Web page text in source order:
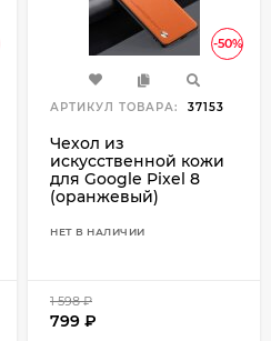
-50%
АРТИКУЛ ТОВАРА: 37153
Чехол из
искусственной кожи
для Google Pixel 8
(оранжевый)
НЕТ В НАЛИЧИИ
1 598₽
799 ₽